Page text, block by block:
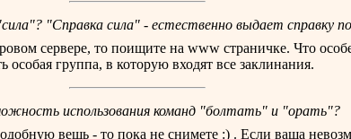
"Справка сила" - естественно выдает справку
сервере, то поищите на www страничке. Что
особая группа, в которую входят все заклинания.
использования команд "болтать" и "орать"?
вещь - то пока не снимете :) . Если ваша